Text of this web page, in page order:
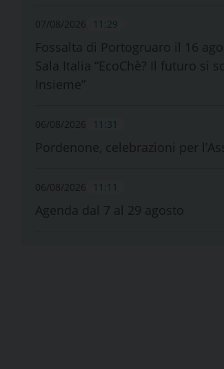
07/08/2026 11:29
Fossalta di Portogruaro il 16
Sala Italia “EcoChè? Il futuro si
Insieme”
06/08/2026 11:31
Pordenone, celebrazioni per
06/08/2026 11:11
Agenda dal 7 al 29 agosto